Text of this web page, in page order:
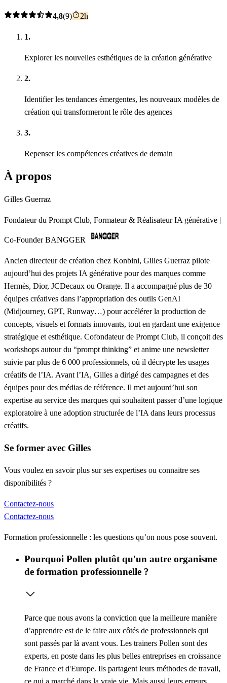
4,8(9) 2h
1.
Explorer les nouvelles esthétiques de la création générative
2.
Identifier les tendances émergentes, les nouveaux modèles de
création qui transformeront le rôle des agences
3.
Repenser les compétences créatives de demain
À propos
Gilles Guerraz
Fondateur du Prompt Club, Formateur & Réalisateur IA générative |
Co-Founder BANGGER
Ancien directeur de création chez Konbini, Gilles Guerraz pilote
aujourd’hui des projets IA générative pour des marques comme
Hermès, Dior, JCDecaux ou Orange. Il a accompagné plus de 30
équipes créatives dans l’appropriation des outils GenAI
(Midjourney, GPT, Runway…) pour accélérer la production de
concepts, visuels et formats innovants, tout en gardant une exigence
stratégique et esthétique. Cofondateur de Prompt Club, il conçoit des
workshops autour du “prompt thinking” et anime une newsletter
suivie par plus de 6 000 professionnels, où il décrypte les usages
créatifs de l’IA. Avant l’IA, Gilles a dirigé des campagnes et des
équipes pour des médias de référence. Il met aujourd’hui son
expertise au service des marques qui souhaitent passer d’une logique
exploratoire à une adoption structurée de l’IA dans leurs processus
créatifs.
Se former avec Gilles
Vous voulez en savoir plus sur ses expertises ou connaitre ses
disponibilités ?
Contactez-nous
Contactez-nous
Formation professionnelle : les questions qu’on nous pose souvent.
Pourquoi Pollen plutôt qu'un autre organisme
de formation professionnelle ?
Parce que nous avons la conviction que la meilleure manière
d’apprendre est de le faire aux côtés de professionnels qui
sont passés par là avant vous. Les trainers Pollen sont des
experts, en poste dans les plus belles entreprises en croissance
de France et d'Europe. Ils partagent leurs méthodes de travail,
ce qui a marché dans la vraie vie. Mais aussi leurs erreurs